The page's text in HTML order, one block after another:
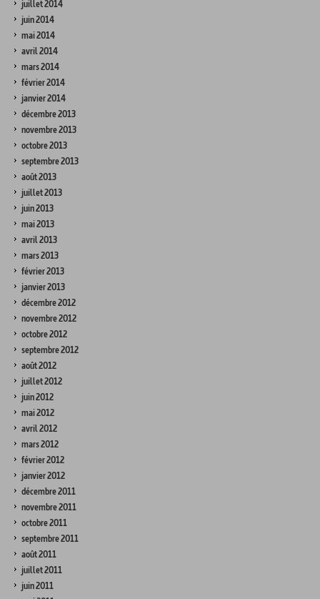
juillet 2014
juin 2014
mai 2014
avril 2014
mars 2014
février 2014
janvier 2014
décembre 2013
novembre 2013
octobre 2013
septembre 2013
août 2013
juillet 2013
juin 2013
mai 2013
avril 2013
mars 2013
février 2013
janvier 2013
décembre 2012
novembre 2012
octobre 2012
septembre 2012
août 2012
juillet 2012
juin 2012
mai 2012
avril 2012
mars 2012
février 2012
janvier 2012
décembre 2011
novembre 2011
octobre 2011
septembre 2011
août 2011
juillet 2011
juin 2011